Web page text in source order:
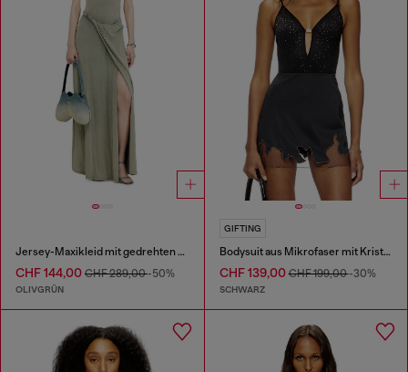
Jersey-Maxikleid mit gedrehten Details
CHF 144,00 CHF 289,00-50%
OLIVGRÜN
GIFTING
Bodysuit aus Mikrofaser mit Kristallen
CHF 139,00CHF 199,00-30%
SCHWARZ